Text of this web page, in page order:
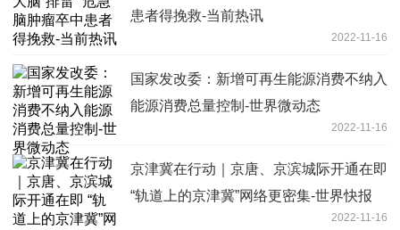
患者得挽救-当前热讯
2022-11-16
国家发改委：新增可再生能源消费不纳入
能源消费总量控制-世界微动态
2022-11-16
京津冀在行动｜京唐、京滨城际开通在即
“轨道上的京津冀”网络更密集-世界快报
2022-11-16